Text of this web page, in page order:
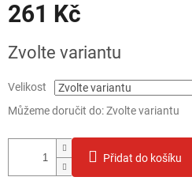
261 Kč
cena:
Zvolte variantu
Velikost
Můžeme doručit do:Zvolte variantu
Přidat do košíku